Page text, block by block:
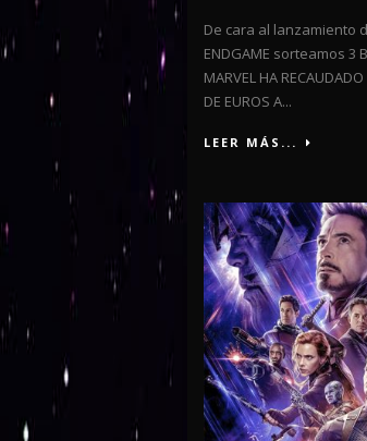
De cara al lanzamiento
ENDGAME sorteamos 3
MARVEL HA
DE EUROS A...
LEER MÁS...